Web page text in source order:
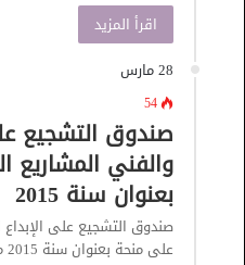
اقرأ المزيد
28 مارس
54
صندوق التشجيع
والفني المشاريع
بعنوان سنة 2015
صندوق التشجيع على
على منحة بعنوان سنة 2015 منح 2015.pdf